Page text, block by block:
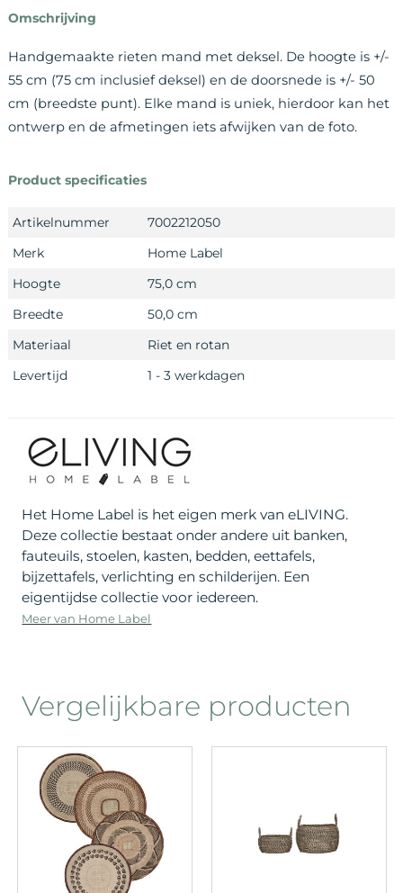
Omschrijving
Handgemaakte rieten mand met deksel. De hoogte is +/-
55 cm (75 cm inclusief deksel) en de doorsnede is +/- 50
cm (breedste punt). Elke mand is uniek, hierdoor kan het
ontwerp en de afmetingen iets afwijken van de foto.
Product specificaties
Artikelnummer
7002212050
Merk
Home Label
Hoogte
75,0 cm
Breedte
50,0 cm
Materiaal
Riet en rotan
Levertijd
1 - 3 werkdagen
Het Home Label is het eigen merk van eLIVING.
Deze collectie bestaat onder andere uit banken,
fauteuils, stoelen, kasten, bedden, eettafels,
bijzettafels, verlichting en schilderijen. Een
eigentijdse collectie voor iedereen.
Meer van Home Label
Vergelijkbare producten